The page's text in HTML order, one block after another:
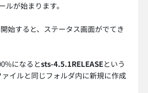
ルが始まります。
始すると、ステータス画面がでてき
になるとsts-4.5.1RELEASEという
イルと同じフォルダ内に新規に作成